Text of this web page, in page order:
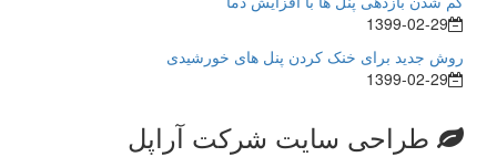
1399-02-29
روش جدید برای خنک کردن پنل های خورشیدی
1399-02-29
طراحی سایت شرکت آراپل